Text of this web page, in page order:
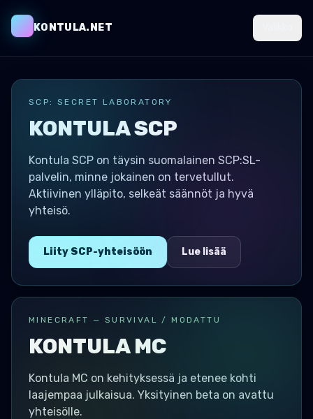
KONTULA.NET
SCP: SECRET LABORATORY
KONTULA SCP
Kontula SCP on täysin suomalainen SCP:SL-
palvelin, minne jokainen on tervetullut.
Aktiivinen ylläpito, selkeät säännöt ja hyvä
yhteisö.
Liity SCP-yhteisöön Lue lisää
MINECRAFT — SURVIVAL / MODATTU
KONTULA MC
Kontula MC on kehityksessä ja etenee kohti
laajempaa julkaisua. Yksityinen beta on avattu
yhteisölle.